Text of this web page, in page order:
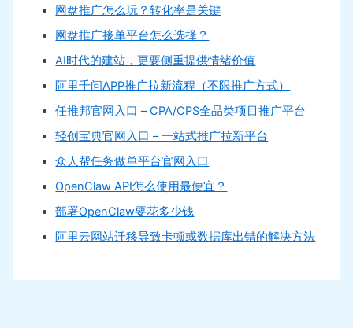
网盘推广怎么玩？转化率是关键
网盘推广接单平台怎么选择？
AI时代的建站，更要侧重提供情绪价值
阿里千问APP推广拉新流程（不限推广方式）
任推邦官网入口 – CPA/CPS全品类项目推广平台
轻创宝典官网入口 – 一站式推广拉新平台
众人帮任务做单平台官网入口
OpenClaw API怎么使用最便宜？
部署OpenClaw要花多少钱
阿里云网站迁移导致卡顿或数据库出错的解决方法